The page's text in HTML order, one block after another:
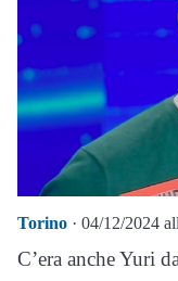
Torino · 04/12/2024
C’era anche Yuri